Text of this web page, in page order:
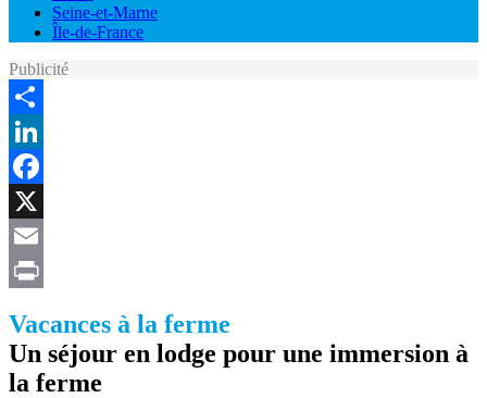
Seine-et-Marne
Île-de-France
Publicité
Share
LinkedIn
Facebook
X
Email
Vacances à la ferme
Un séjour en lodge pour une immersion à
la ferme